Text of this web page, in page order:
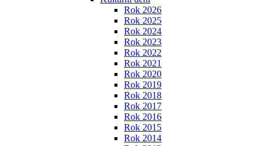
Rok 2026
Rok 2025
Rok 2024
Rok 2023
Rok 2022
Rok 2021
Rok 2020
Rok 2019
Rok 2018
Rok 2017
Rok 2016
Rok 2015
Rok 2014